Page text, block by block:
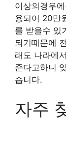
이상의경우
용되어 20만
를 받을수 있
되기때문에
래도 나라에
준다고하니
습니다.
자주